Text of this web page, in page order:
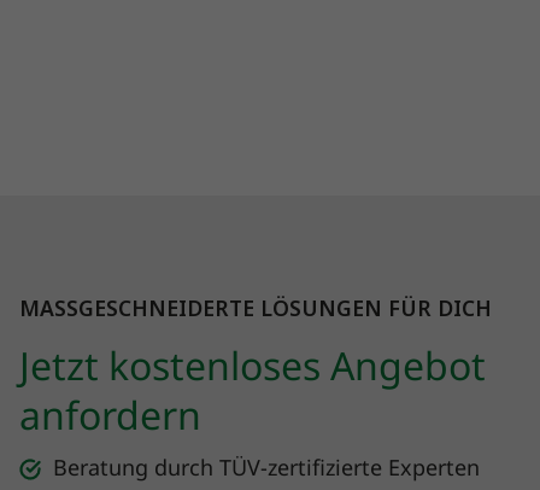
MASSGESCHNEIDERTE LÖSUNGEN FÜR DICH
Jetzt kostenloses Angebot
anfordern
Beratung durch TÜV-zertifizierte Experten